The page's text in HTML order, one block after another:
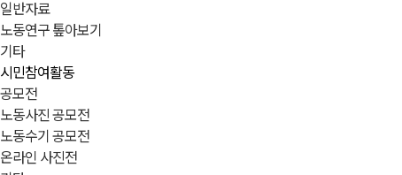
일반자료
노동연구 톺아보기
기타
시민참여활동
공모전
노동사진 공모전
노동수기 공모전
온라인 사진전